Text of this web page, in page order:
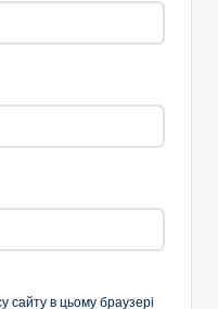
сайту в цьому браузері